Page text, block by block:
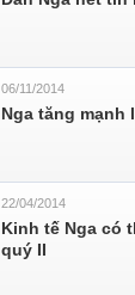
06/11/2014
Nga tăng
22/04/2014
Kinh tế Nga có
quý II